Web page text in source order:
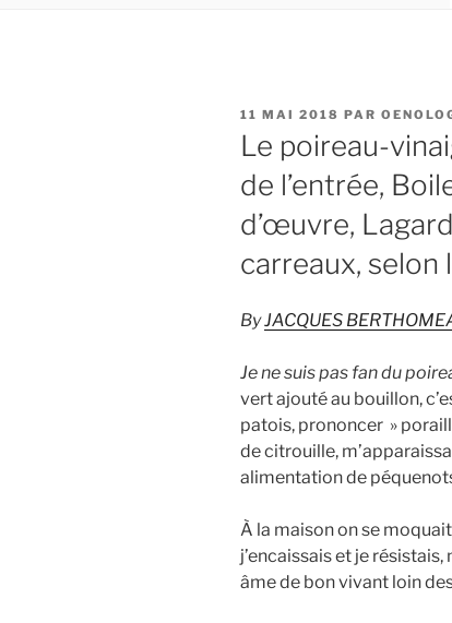
PUBLIÉ
LE
11 MAI 2018 PAR
Le poireau-
de l’entrée,
d’œuvre,
carreaux, selon
ByJACQUES
Je ne suis pas fan du
vert ajouté au bouillon,
patois, prononcer »
de citrouille,
alimentation de
À la maison on se
j’encaissais et je
âme de bon vivant loin